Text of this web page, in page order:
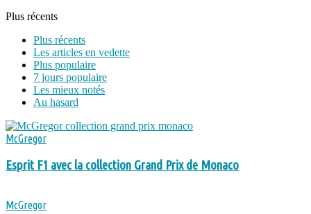
Plus récents
Plus récents
Les articles en vedette
Plus populaire
7 jours populaire
Les mieux notés
Au hasard
McGregor
Esprit F1 avec la collection Grand Prix de Monaco
McGregor